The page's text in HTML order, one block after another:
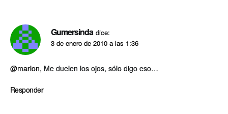
Gumersinda dice:
3 de enero de 2010 a las 1:36
@marlon, Me duelen los ojos, sólo digo eso…
Responder